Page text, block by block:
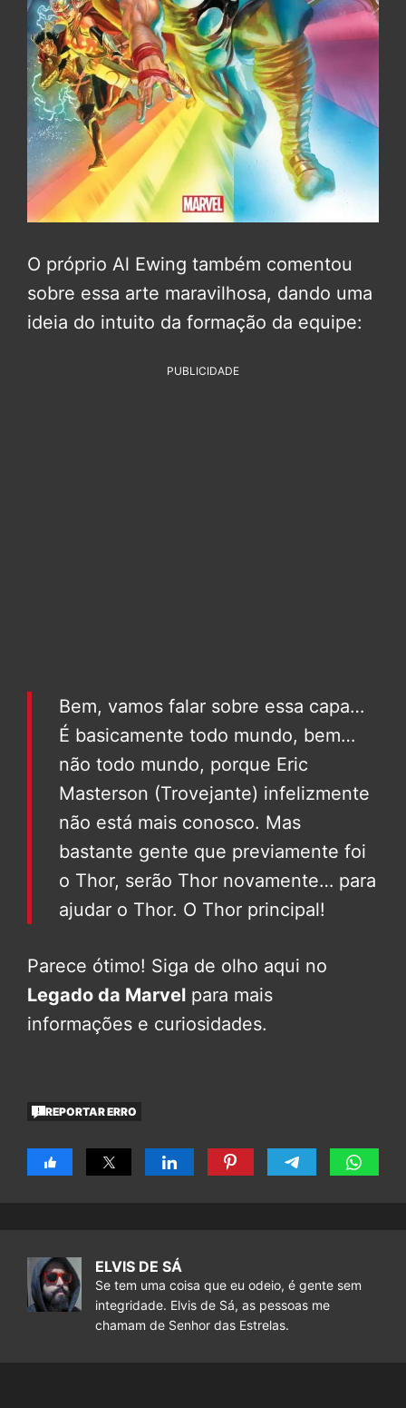
O próprio Al Ewing também comentou
sobre essa arte maravilhosa, dando uma
ideia do intuito da formação da equipe:
PUBLICIDADE
Bem, vamos falar sobre essa capa…
É basicamente todo mundo, bem…
não todo mundo, porque Eric
Masterson (Trovejante) infelizmente
não está mais conosco. Mas
bastante gente que previamente foi
o Thor, serão Thor novamente… para
ajudar o Thor. O Thor principal!
Parece ótimo! Siga de olho aqui no
Legado da Marvel para mais
informações e curiosidades.
REPORTAR ERRO
ELVIS DE SÁ
Se tem uma coisa que eu odeio, é gente sem
integridade. Elvis de Sá, as pessoas me
chamam de Senhor das Estrelas.